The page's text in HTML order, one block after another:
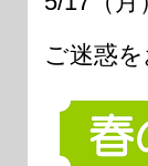
ご迷惑